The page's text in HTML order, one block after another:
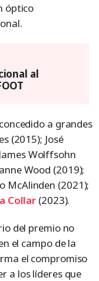
óptico
al
a grandes
(2015); José
Wolffsohn
Wood (2019);
McAlinden (2021);
Collar (2023).
del premio no
el campo de la
el compromiso
a los líderes que